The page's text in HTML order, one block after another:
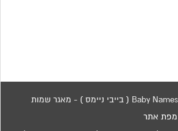
כל הזכויות שמורות 2015 Baby Names ( בייבי ניימס ) - מאגר שמות
מפת אתר